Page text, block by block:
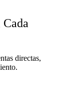
directas,